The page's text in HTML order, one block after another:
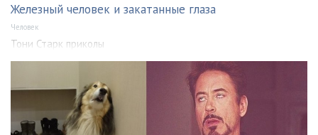
Железный человек и закатанные глаза
Человек
Тони Старк приколы